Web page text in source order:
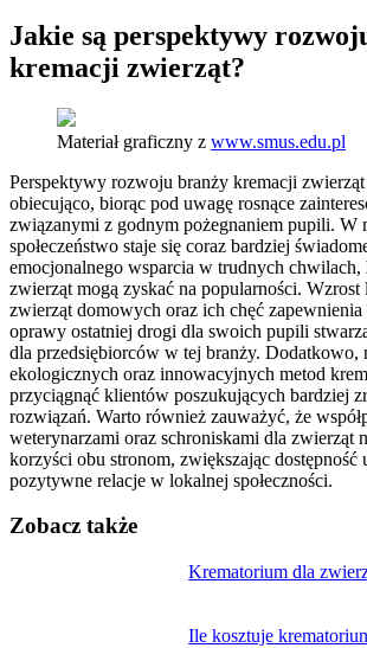
Jakie są perspektywy
kremacji zwierząt?
Materiał graficzny z www.smus.edu.pl
Perspektywy rozwoju branży kremacji
obiecująco, biorąc pod uwagę rosnące
związanymi z godnym pożegnaniem pupili. W
społeczeństwo staje się coraz bardziej
emocjonalnego wsparcia w trudnych chwilach,
zwierząt mogą zyskać na popularności. Wzrost
zwierząt domowych oraz ich chęć
oprawy ostatniej drogi dla swoich pupili
dla przedsiębiorców w tej branży. Dodatkowo,
ekologicznych oraz innowacyjnych metod
przyciągnąć klientów poszukujących bardziej
rozwiązań. Warto również zauważyć, że
weterynarzami oraz schroniskami dla zwierząt
korzyści obu stronom, zwiększając dostępność
pozytywne relacje w lokalnej społeczności.
Zobacz także
Krematorium dla
Ile kosztuje